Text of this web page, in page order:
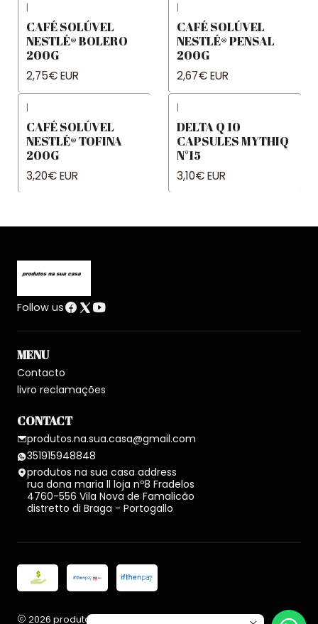
|
CAFÉ SOLÚVEL
NESTLÉ® BOLERO
200G
2,75€ EUR
|
CAFÉ SOLÚVEL
NESTLÉ® PENSAL
200G
2,67€ EUR
|
CAFÉ SOLÚVEL
NESTLÉ® TOFINA
200G
3,20€ EUR
|
DELTA Q 10
CAPSULES MYTHIQ
N°15
3,10€ EUR
Follow us
MENU
Contacto
livro reclamações
CONTACT
produtos.na.sua.casa@gmail.com
351915948848
produtos na sua casa address
rua dona maria ll loja nº8 Fradelos
4760-556 Vila Nova de Famalicão
distretto di Braga - Portogallo
2026 produtos na sua casa.